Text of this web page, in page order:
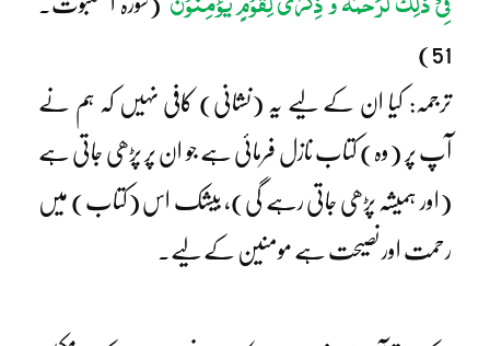
51)
ترجمہ: کیا ان کے لیے یہ (نشانی) کافی نہیں کہ ہم نے
آپ پر (وہ) کتاب نازل فرمائی ہے جو ان پر پڑھی جاتی ہے
(اور ہمیشہ پڑھی جاتی رہے گی)، بیشک اس (کتاب) میں
رحمت اور نصیحت ہے مومنین کے لیے۔